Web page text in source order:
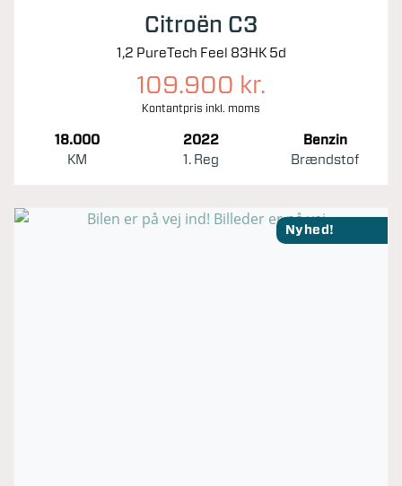
Citroën C3
1,2 PureTech Feel 83HK 5d
109.900 kr.
Kontantpris inkl. moms
18.000
KM
2022
1. Reg
Benzin
Brændstof
Nyhed!